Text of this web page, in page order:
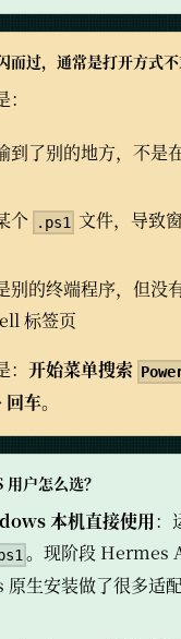
而过，通常是打开方式
到了别的地方，不是
个
.ps1 文件，导致
别的终端程序，但没
标签页
开始菜单搜索
车。
户怎么选？
本机直接使用：
。现阶段 Hermes
生安装做了很多适